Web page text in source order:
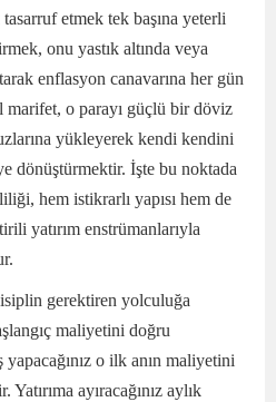
tasarruf etmek tek başına yeterli
onu yastık altında veya
enflasyon canavarına her gün
marifet, o parayı güçlü bir döviz
yükleyerek kendi kendini
dönüştürmektir. İşte bu noktada
hem istikrarlı yapısı hem de
yatırım enstrümanlarıyla
gerektiren yolculuğa
maliyetini doğru
o ilk anın maliyetini
ayıracağınız aylık